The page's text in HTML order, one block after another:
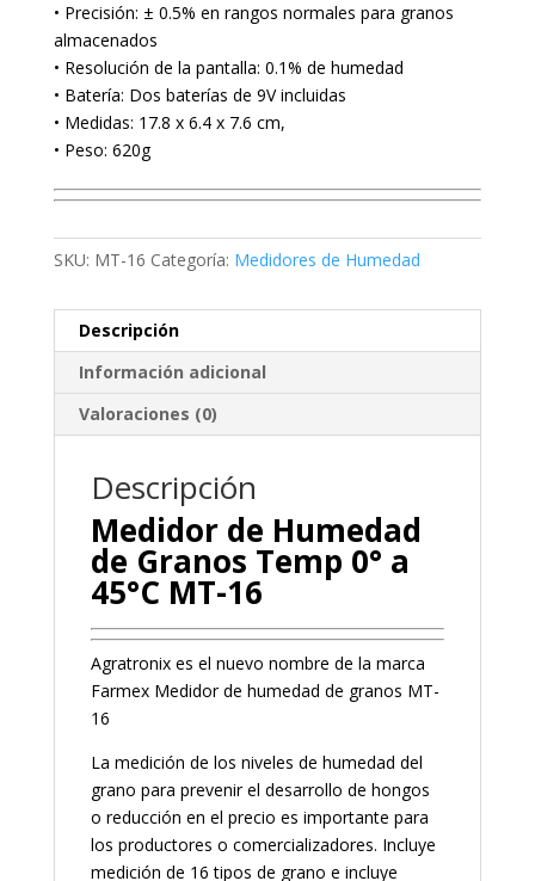
• Precisión: ± 0.5% en rangos normales para granos
almacenados
• Resolución de la pantalla: 0.1% de humedad
• Batería: Dos baterías de 9V incluidas
• Medidas: 17.8 x 6.4 x 7.6 cm,
• Peso: 620g
SKU: MT-16 Categoría: Medidores de Humedad
Descripción
Información adicional
Valoraciones (0)
Descripción
Medidor de Humedad
de Granos Temp 0° a
45°C MT-16
Agratronix es el nuevo nombre de la marca
Farmex Medidor de humedad de granos MT-
16
La medición de los niveles de humedad del
grano para prevenir el desarrollo de hongos
o reducción en el precio es importante para
los productores o comercializadores. Incluye
medición de 16 tipos de grano e incluye